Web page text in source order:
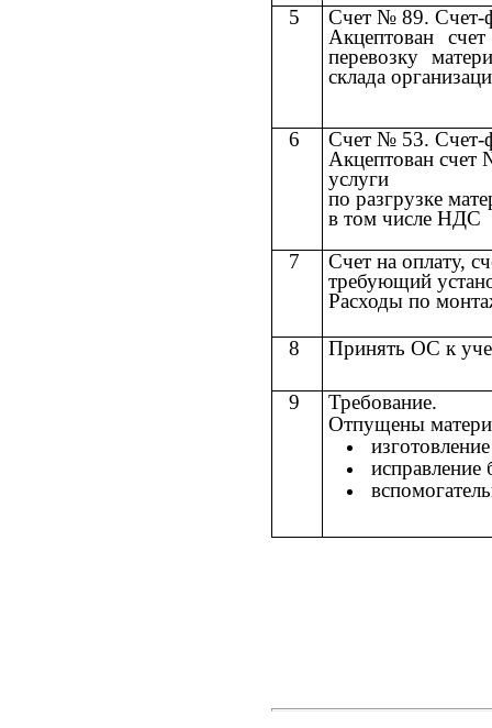
5
Счет № 89. Счет-
Акцептован
перевозку
склада
6
Счет № 53. Счет-
Акцептован
услуги
по разгрузке
в том числе НДС
7
Счет на оплату,
требующий
Расходы по
8 Принять ОС к
9
Требование.
Отпущены
исправление